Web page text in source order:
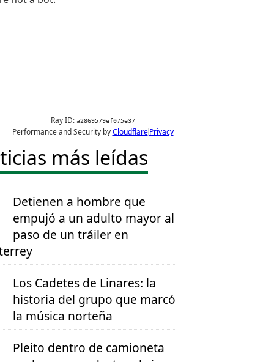
más leídas
Detienen a hombre que
empujó a un adulto mayor al
paso de un tráiler en
Los Cadetes de Linares: la
historia del grupo que marcó
la música norteña
Pleito dentro de camioneta